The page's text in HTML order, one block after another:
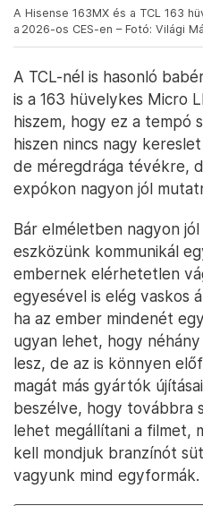
A Hisense 163MX és a TCL 163
a 2026-os CES-en – Fotó: Világi
A TCL-nél is hasonló
is a 163 hüvelykes Micro
hiszem, hogy ez a tempó
hiszen nincs nagy
de méregdrága tévékre,
expókon nagyon jól
Bár elméletben nagyon
eszközünk kommunikál
embernek elérhetetlen
egyesével is elég vaskos
ha az ember mindenét
ugyan lehet, hogy
lesz, de az is könnyen
magát más gyártók
beszélve, hogy továbbra
lehet megállítani a filmet,
kell mondjuk branzínót
vagyunk mind egyformák.